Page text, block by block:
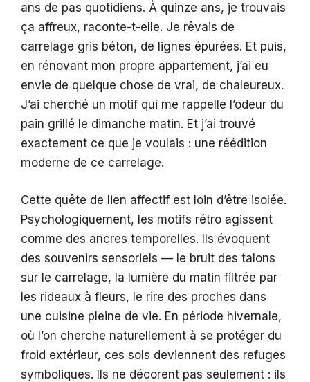
ans de pas quotidiens. À quinze ans, je trouvais
ça affreux, raconte-t-elle. Je rêvais de
carrelage gris béton, de lignes épurées. Et puis,
en rénovant mon propre appartement, j’ai eu
envie de quelque chose de vrai, de chaleureux.
J’ai cherché un motif qui me rappelle l’odeur du
pain grillé le dimanche matin. Et j’ai trouvé
exactement ce que je voulais : une réédition
moderne de ce carrelage.
Cette quête de lien affectif est loin d’être isolée.
Psychologiquement, les motifs rétro agissent
comme des ancres temporelles. Ils évoquent
des souvenirs sensoriels — le bruit des talons
sur le carrelage, la lumière du matin filtrée par
les rideaux à fleurs, le rire des proches dans
une cuisine pleine de vie. En période hivernale,
où l’on cherche naturellement à se protéger du
froid extérieur, ces sols deviennent des refuges
symboliques. Ils ne décorent pas seulement : ils